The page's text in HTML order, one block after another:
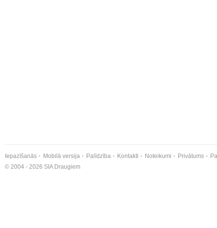
Iepazīšanās Mobilā versija Palīdzība Kontakti Noteikumi Privātums
© 2004 - 2026 SIA Draugiem